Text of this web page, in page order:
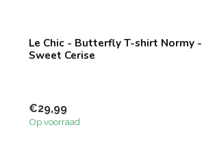
Le Chic - Butterfly T-shirt Normy -
Sweet Cerise
€29,99
Op voorraad